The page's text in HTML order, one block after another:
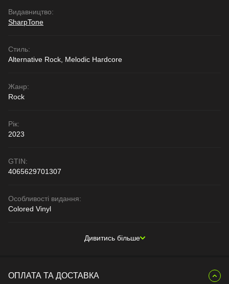
Видавництво:
SharpTone
Стиль:
Alternative Rock, Melodic Hardcore
Жанр:
Rock
Рік:
2023
GTIN:
4065629701307
Особливості видання:
Colored Vinyl
Дивитись більше
ОПЛАТА ТА ДОСТАВКА